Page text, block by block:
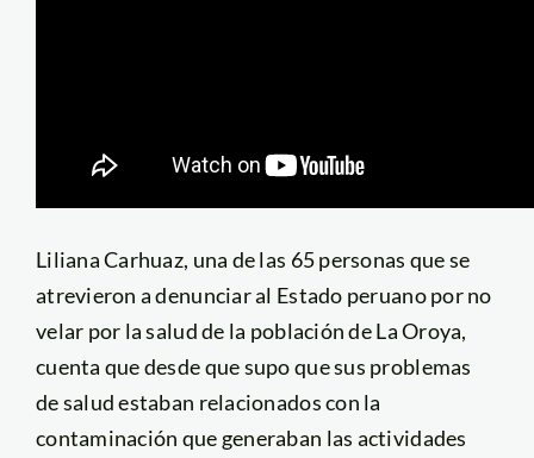
Liliana Carhuaz, una de las 65 personas que se
atrevieron a denunciar al Estado peruano por no
velar por la salud de la población de La Oroya,
cuenta que desde que supo que sus problemas
de salud estaban relacionados con la
contaminación que generaban las actividades